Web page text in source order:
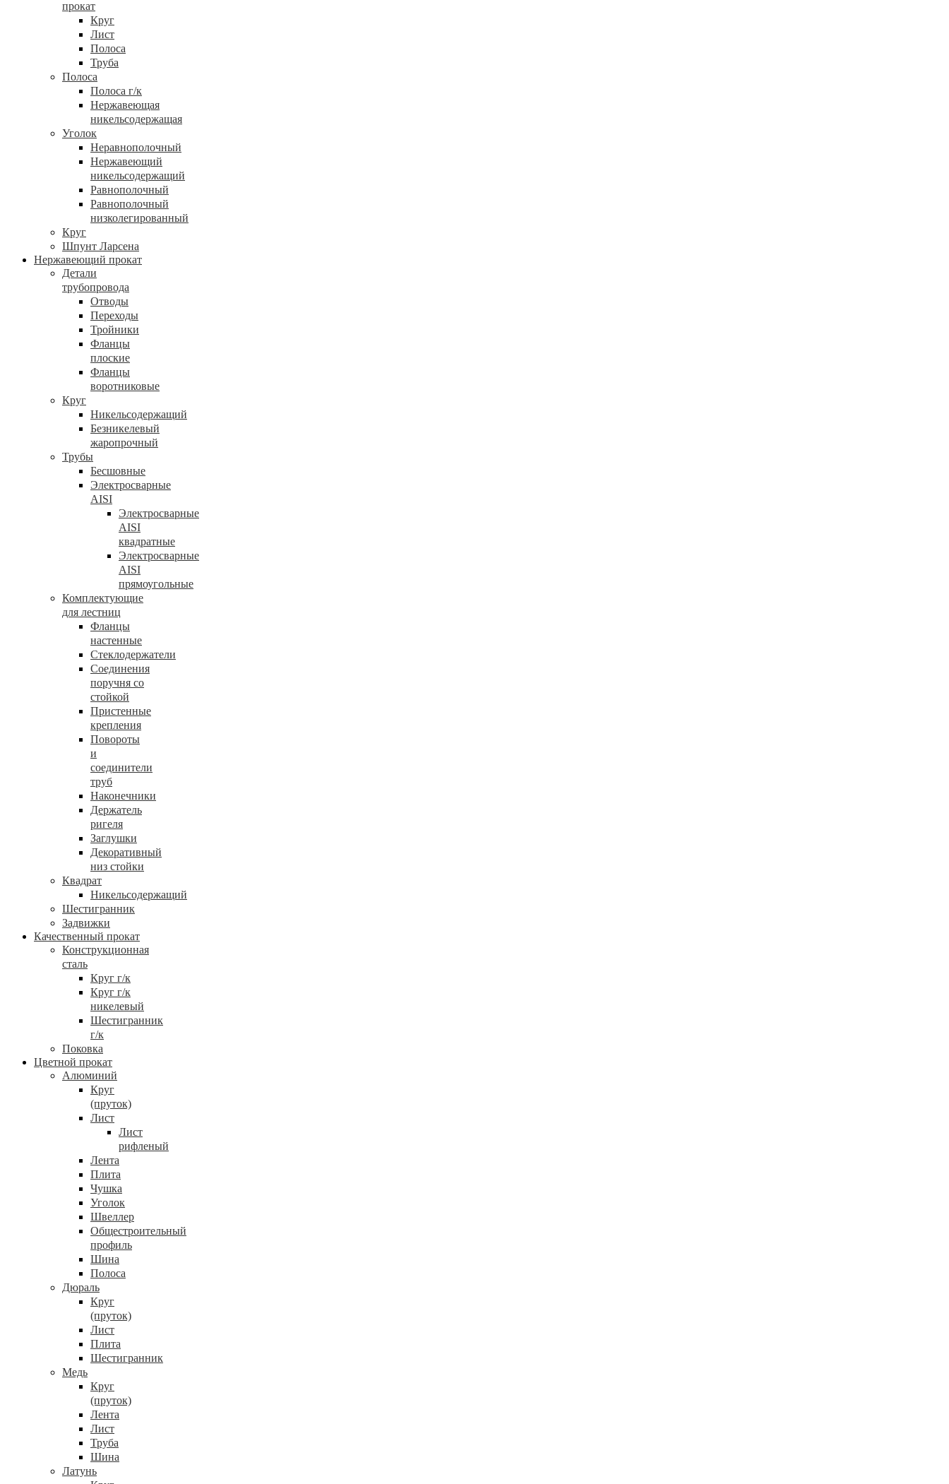
прокат
Круг
Лист
Полоса
Труба
Полоса
Полоса г/к
Нержавеющая
никельсодержащая
Уголок
Неравнополочный
Нержавеющий
никельсодержащий
Равнополочный
Равнополочный
низколегированный
Круг
Шпунт Ларсена
Нержавеющий прокат
Детали
трубопровода
Отводы
Переходы
Тройники
Фланцы
плоские
Фланцы
воротниковые
Круг
Никельсодержащий
Безникелевый
жаропрочный
Трубы
Бесшовные
Электросварные
AISI
Электросварные
AISI
квадратные
Электросварные
AISI
прямоугольные
Комплектующие
для лестниц
Фланцы
настенные
Стеклодержатели
Соединения
поручня со
стойкой
Пристенные
крепления
Повороты
и
соединители
труб
Наконечники
Держатель
ригеля
Заглушки
Декоративный
низ стойки
Квадрат
Никельсодержащий
Шестигранник
Задвижки
Качественный прокат
Конструкционная
сталь
Круг г/к
Круг г/к
никелевый
Шестигранник
г/к
Поковка
Цветной прокат
Алюминий
Круг
(пруток)
Лист
Лист
рифленый
Лента
Плита
Чушка
Уголок
Швеллер
Общестроительный
профиль
Шина
Полоса
Дюраль
Круг
(пруток)
Лист
Плита
Шестигранник
Медь
Круг
(пруток)
Лента
Лист
Труба
Шина
Латунь